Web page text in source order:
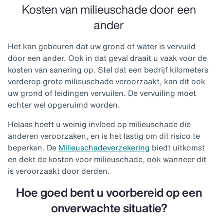
Kosten van milieuschade door een
ander
Het kan gebeuren dat uw grond of water is vervuild
door een ander. Ook in dat geval draait u vaak voor de
kosten van sanering op. Stel dat een bedrijf kilometers
verderop grote milieuschade veroorzaakt, kan dit ook
uw grond of leidingen vervuilen. De vervuiling moet
echter wel opgeruimd worden.
Helaas heeft u weinig invloed op milieuschade die
anderen veroorzaken, en is het lastig om dit risico te
beperken. De Milieuschadeverzekering biedt uitkomst
en dekt de kosten voor milieuschade, ook wanneer dit
is veroorzaakt door derden.
Hoe goed bent u voorbereid op een
onverwachte situatie?